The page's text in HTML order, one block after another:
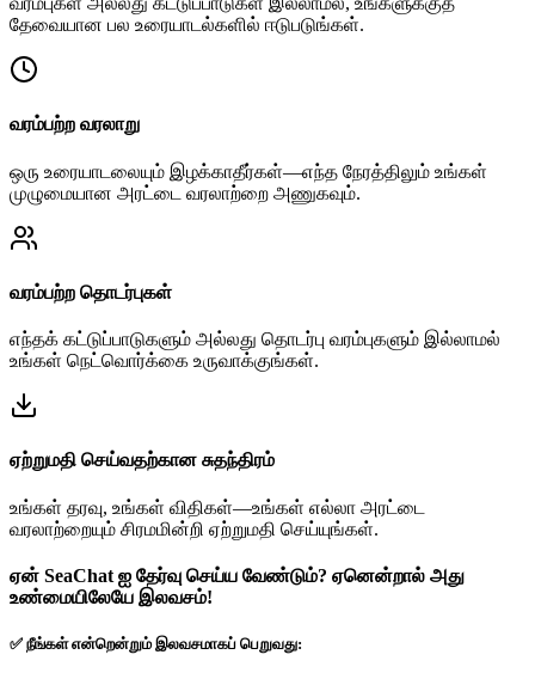
தேவையான பல உரையாடல்களில் ஈடுபடுங்கள்.
வரம்பற்ற வரலாறு
ஒரு உரையாடலையும் இழக்காதீர்கள்—எந்த நேரத்திலும் உங்கள்
முழுமையான அரட்டை வரலாற்றை அணுகவும்.
வரம்பற்ற தொடர்புகள்
எந்தக் கட்டுப்பாடுகளும் அல்லது தொடர்பு வரம்புகளும் இல்லாமல்
உங்கள் நெட்வொர்க்கை உருவாக்குங்கள்.
ஏற்றுமதி செய்வதற்கான சுதந்திரம்
உங்கள் தரவு, உங்கள் விதிகள்—உங்கள் எல்லா அரட்டை
வரலாற்றையும் சிரமமின்றி ஏற்றுமதி செய்யுங்கள்.
ஏன் SeaChat ஐ தேர்வு செய்ய வேண்டும்? ஏனென்றால் அது
உண்மையிலேயே இலவசம்!
✅ நீங்கள் என்றென்றும் இலவசமாகப் பெறுவது: